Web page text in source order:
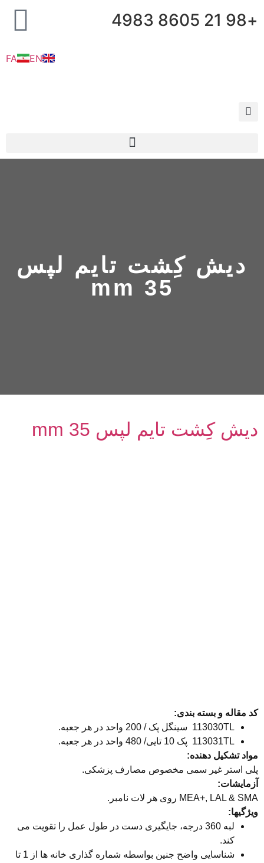
+98 21 8605 4983
EN
FA
دیش کِشت تایم لپس
35 mm
دیش کِشت تایم لپس 35 mm
کد مقاله و بسته بندی:
113030TL سینگل پک / 200 واحد در هر جعبه.
113031TL پک 10 تایی/ 480 واحد در هر جعبه.
مواد تشکیل دهنده:
پلی استر غیر سمی مخصوص مصارف پزشکی.
آزمایشات:
MEA+, LAL & SMA روی هر لات نامبر.
ویژگیها:
لبه 360 درجه، جایگیری دست در طول عمل را تقویت می
کند.
شناسایی واضح جنین بواسطه شماره گذاری خانه ها از 1 تا